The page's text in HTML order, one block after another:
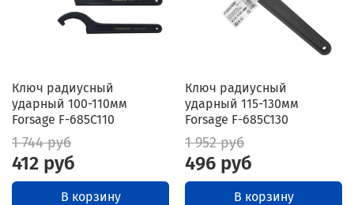
Ключ радиусный
ударный 100-110мм
Forsage F-685C110
1 744 руб
412 руб
В корзину
Ключ радиусный
ударный 115-130мм
Forsage F-685C130
1 952 руб
496 руб
В корзину